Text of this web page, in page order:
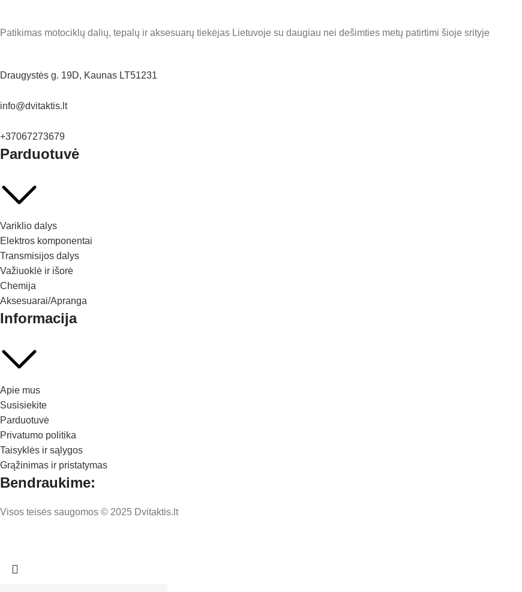
Patikimas motociklų dalių, tepalų ir aksesuarų tiekėjas Lietuvoje su daugiau nei dešimties metų patirtimi šioje srityje
Draugystės g. 19D, Kaunas LT51231
info@dvitaktis.lt
+37067273679
Parduotuvė
Variklio dalys
Elektros komponentai
Transmisijos dalys
Važiuoklė ir išorė
Chemija
Aksesuarai/Apranga
Informacija
Apie mus
Susisiekite
Parduotuvė
Privatumo politika
Taisyklės ir sąlygos
Grąžinimas ir pristatymas
Bendraukime:
Visos teisės saugomos © 2025 Dvitaktis.lt